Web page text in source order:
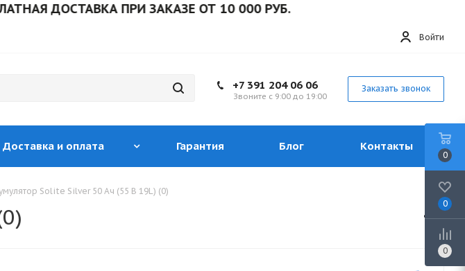
ДОСТАВКА ПРИ ЗАКАЗЕ ОТ 10 000 РУБ.
Войти
+7 391 204 06 06
Звоните с 9:00 до 19:00
Заказать звонок
Доставка и оплата Гарантия Блог Контакты
Solite Silver 50 Ач (55 B 19L) (0)
0
0
0